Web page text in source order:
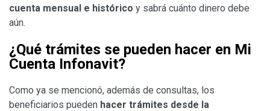
cuenta mensual e histórico y sabrá cuánto dinero debe
aún.
¿Qué trámites se pueden hacer en Mi
Cuenta Infonavit?
Como ya se mencionó, además de consultas, los
beneficiarios pueden hacer trámites desde la